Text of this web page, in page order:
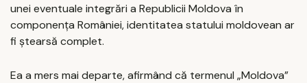
unei eventuale integrări a Republicii Moldova în
componența României, identitatea statului moldovean ar
fi ștearsă complet.
Ea a mers mai departe, afirmând că termenul „Moldova”